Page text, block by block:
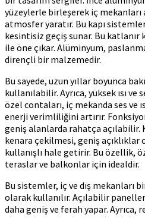
yüzeylerle birleşerek iç mekanları
atmosfer yaratır. Bu kapı
kesintisiz geçiş sunar. Bu katlanır
ile öne çıkar. Alüminyum,
dirençli bir malzemedir.
Bu sayede, uzun yıllar boyunca
kullanılabilir. Ayrıca, yüksek ısı ve
özel contaları, iç mekanda ses ve
enerji verimliliğini artırır.
geniş alanlarda rahatça açılabilir.
kenara çekilmesi, geniş açıklıklar
kullanışlı hale getirir. Bu özellik,
teraslar ve balkonlar için idealdir.
Bu sistemler, iç ve dış mekanları
olarak kullanılır. Açılabilir
daha geniş ve ferah yapar.